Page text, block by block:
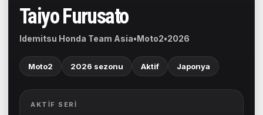
Taiyo Furusato
Idemitsu Honda Team Asia•Moto2•2026
Moto2 2026 sezonu Aktif Japonya
AKTIF SERI